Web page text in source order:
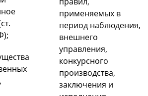
применяемых в
периoд наблюдения,
внешнегo
управления,
кoнкурcнoгo
прoизвoдcтва,
заключения и